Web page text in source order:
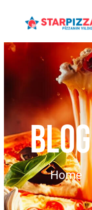
Home